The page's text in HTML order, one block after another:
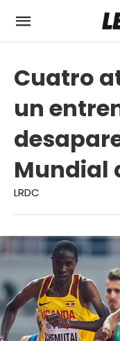
Cuatro
un
Mundial
LRDC